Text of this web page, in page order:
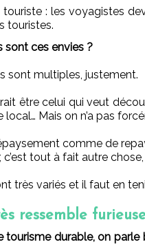
touriste : les voyagistes
touristes.
sont ces envies ?
sont multiples, justement.
être celui qui veut
Mais on n’a pas
comme de
tout à fait autre
très variés et il faut en
ressemble
tourisme durable, on parle